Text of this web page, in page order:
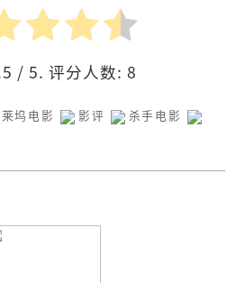
/ 5. 评分人数:8
坞电影 影评
杀手电影